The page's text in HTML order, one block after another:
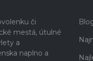
či
mestá, útulné
a
naplno a